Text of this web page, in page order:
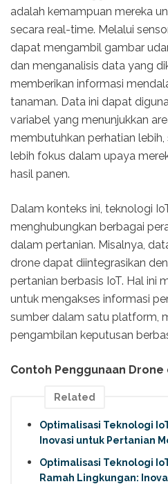
adalah kemampuan mereka
secara real-time. Melalui
dapat mengambil gambar
dan menganalisis data yang
memberikan informasi
tanaman. Data ini dapat
variabel yang menunjukkan
membutuhkan perhatian
lebih fokus dalam upaya
hasil panen.
Dalam konteks ini, teknologi
menghubungkan berbagai
dalam pertanian. Misalnya,
drone dapat diintegrasikan
pertanian berbasis IoT. Hal ini
untuk mengakses informasi
sumber dalam satu platform,
pengambilan keputusan
Contoh Penggunaan
Related
Optimalisasi Teknologi
Inovasi untuk Pertanian
Optimalisasi Teknologi
Ramah Lingkungan: